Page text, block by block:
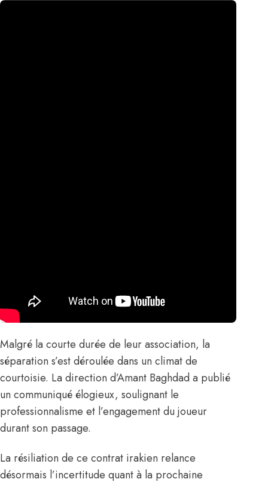
Malgré la courte durée de leur association, la
séparation s’est déroulée dans un climat de
courtoisie. La direction d’Amant Baghdad a publié
un communiqué élogieux, soulignant le
professionnalisme et l’engagement du joueur
durant son passage.
La résiliation de ce contrat irakien relance
désormais l’incertitude quant à la prochaine